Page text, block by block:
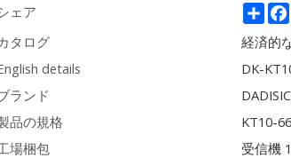
ェア
タログ
経済的
details
DK-
ランド
品の規格
KT10-
場梱包
受信機